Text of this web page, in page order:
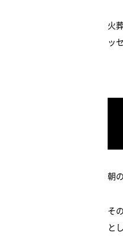
火
ッ
朝
そ
と